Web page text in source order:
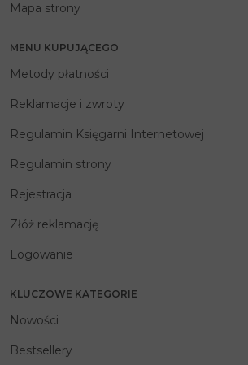
Mapa strony
MENU KUPUJĄCEGO
Metody płatności
Reklamacje i zwroty
Regulamin Księgarni Internetowej
Regulamin strony
Rejestracja
Złóż reklamację
Logowanie
KLUCZOWE KATEGORIE
Nowości
Bestsellery